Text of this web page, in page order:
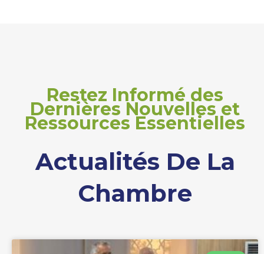
Restez Informé des
Dernières Nouvelles et
Ressources Essentielles
Actualités De La
Chambre